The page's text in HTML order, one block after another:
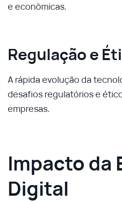
e econômicas.
Regulação e
A rápida evolução da
desafios regulatórios e
empresas.
Impacto da
Digital